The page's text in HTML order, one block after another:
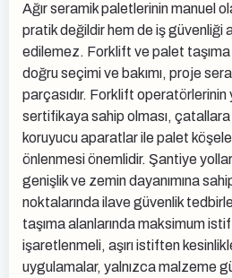
Ağır seramik paletlerinin manuel
pratik değildir hem de iş güvenliği
edilemez. Forklift ve palet taşıma
doğru seçimi ve bakımı, proje
parçasıdır. Forklift
sertifikaya sahip olması,
koruyucu aparatlar ile palet
önlenmesi önemlidir. Şantiye
genişlik ve zemin dayanımına
noktalarında ilave güvenlik
taşıma alanlarında maksimum
işaretlenmeli, aşırı istiften
uygulamalar, yalnızca malzeme